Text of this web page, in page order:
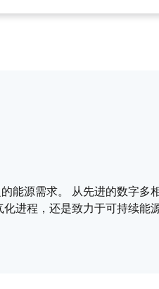
能源需求。 从先进的数字
进程，还是致力于可持续